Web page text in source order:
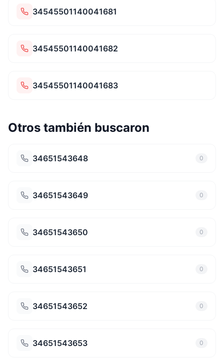
34545501140041681
34545501140041682
34545501140041683
Otros también buscaron
34651543648 0
34651543649 0
34651543650 0
34651543651 0
34651543652 0
34651543653 0